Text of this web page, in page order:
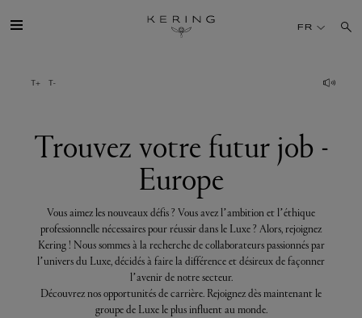
votre
futur
DÉV. DURABLE
FINANCE
PRESSE
FR
Trouvez votre futur job -
Europe
Vous aimez les nouveaux défis ? Vous avez l’ambition et l’éthique
professionnelle nécessaires pour réussir dans le Luxe ? Alors, rejoignez
Kering ! Nous sommes à la recherche de collaborateurs passionnés par
l’univers du Luxe, décidés à faire la différence et désireux de façonner
l’avenir de notre secteur.
Découvrez nos opportunités de carrière. Rejoignez dès maintenant le
groupe de Luxe le plus influent au monde.